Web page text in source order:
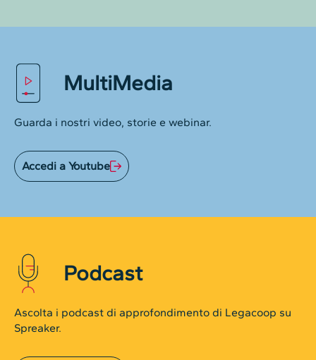
MultiMedia
Guarda i nostri video, storie e webinar.
Accedi a Youtube
Podcast
Ascolta i podcast di approfondimento di Legacoop su
Spreaker.